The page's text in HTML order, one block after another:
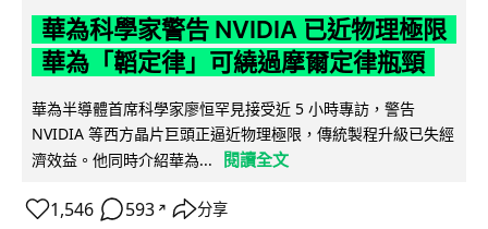
華為科學家警告 NVIDIA 已近物理極限
華為「韜定律」可繞過摩爾定律瓶頸
華為半導體首席科學家廖恒罕見接受近 5 小時專訪，警告
NVIDIA 等西方晶片巨頭正逼近物理極限，傳統製程升級已失經
濟效益。他同時介紹華為...
閱讀全文
1,546 593 ↗ 分享